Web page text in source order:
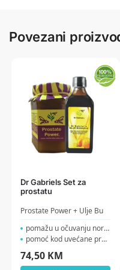
Povezani
Dr Gabriels Set za
prostatu
Prostate Power + Ulje Bundeve
pomažu u očuvanju norma...
pomoć kod uvećane prost...
74,50 KM